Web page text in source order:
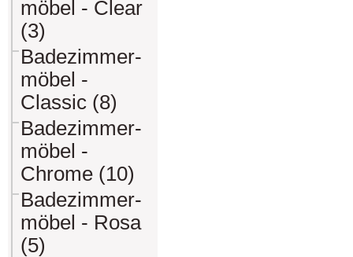
möbel - Clear
(3)
Badezimmer-
möbel -
Classic (8)
Badezimmer-
möbel -
Chrome (10)
Badezimmer-
möbel - Rosa
(5)